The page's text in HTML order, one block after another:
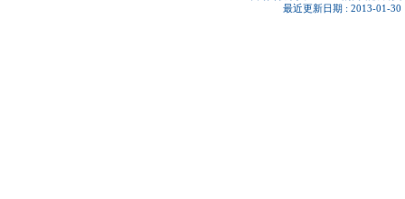
最近更新日期 : 2013-01-30